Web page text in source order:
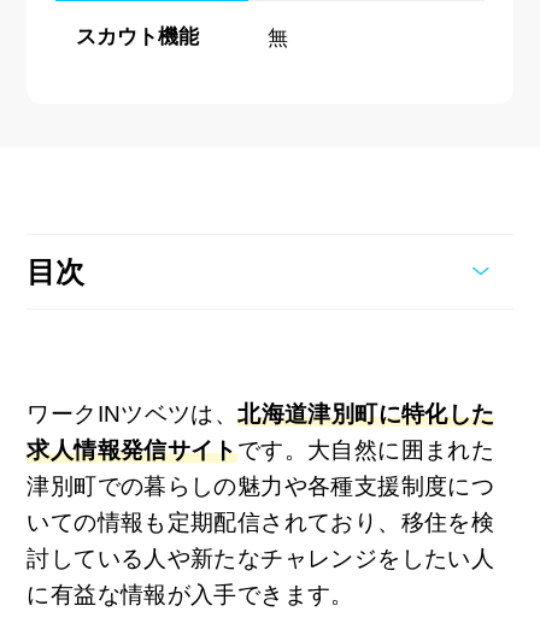
スカウト機能 無
目次
ワークINツベツは、北海道津別町に特化した
求人情報発信サイトです。大自然に囲まれた
津別町での暮らしの魅力や各種支援制度につ
いての情報も定期配信されており、移住を検
討している人や新たなチャレンジをしたい人
に有益な情報が入手できます。